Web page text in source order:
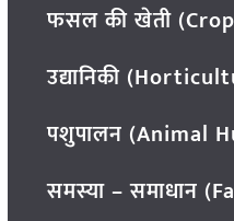
फसल की खेती
उद्यानिकी
पशुपालन (Animal
समस्या – समाधान